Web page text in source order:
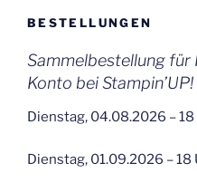
BESTELLUNGEN
Sammelbestellung für
Konto bei Stampin’UP!
Dienstag, 04.08.2026 – 18
Dienstag, 01.09.2026 – 18